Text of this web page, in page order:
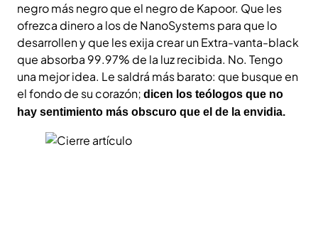
negro más negro que el negro de Kapoor. Que les
ofrezca dinero a los de NanoSystems para que lo
desarrollen y que les exija crear un Extra-vanta-black
que absorba 99.97% de la luz recibida. No. Tengo
una mejor idea. Le saldrá más barato: que busque en
el fondo de su corazón; dicen los teólogos que no
hay sentimiento más obscuro que el de la envidia.